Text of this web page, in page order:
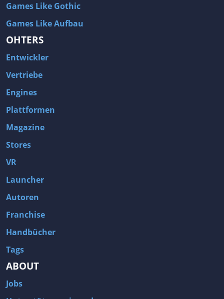
Games Like Gothic
Games Like Aufbau
OHTERS
Entwickler
Vertriebe
Engines
Plattformen
Magazine
Stores
VR
Launcher
Autoren
Franchise
Handbücher
Tags
ABOUT
Jobs